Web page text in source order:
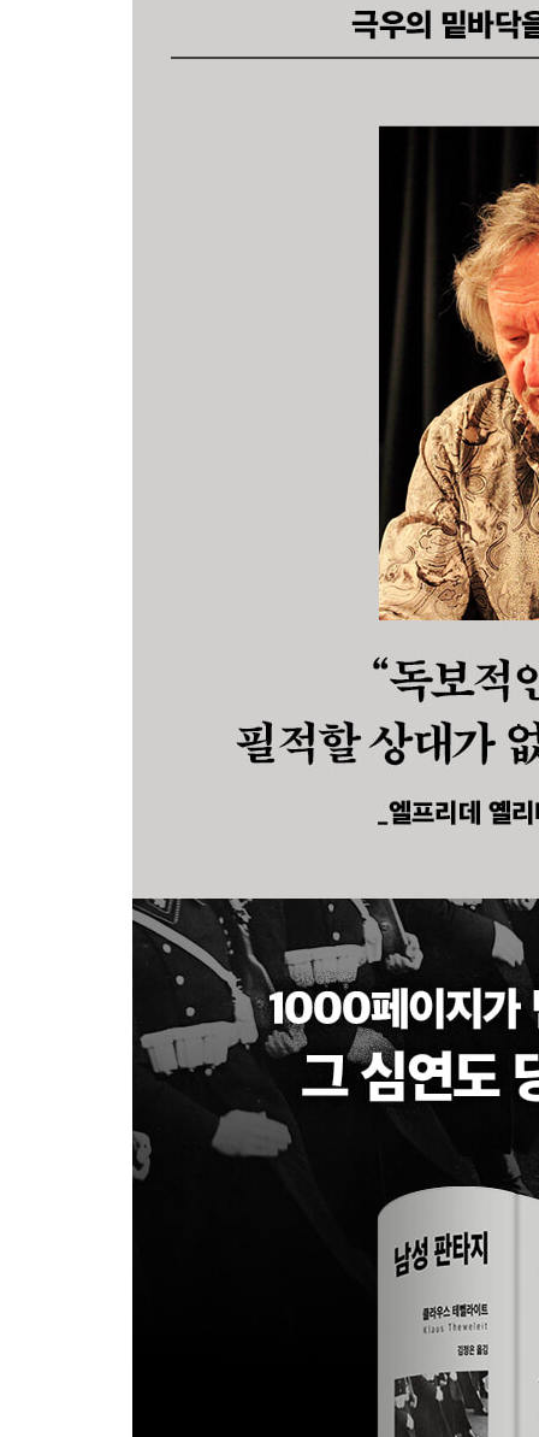
군중 속의 부패 | 군중과 문화, “우뚝 선 단독자” |
사관학교의 육체 변환 | 총체 기계로서의 군대
속력과 폭발: “대상물”과의 접촉 | 전쟁의 장소 |
파편화된 갑옷 | 자아와 보존 기제 | 자아 해체와 노
-미처-다-태어나지-못한-자아에 관한 단상들
-자기 경계/자기 보존으로서의 백색 테러
“미분화 충동 대상”에 관한 세 가지 지각 동일화 |
동성애와 사디즘/마조히즘 | 동성애적 갈구 | 논
결론
내면으로부터 | 평화
끝으로 덧붙여(초판 후기) | 마지막 페이지(1978) |